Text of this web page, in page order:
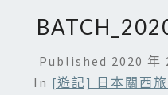
Published 2020 年
In [遊記] 日本關西